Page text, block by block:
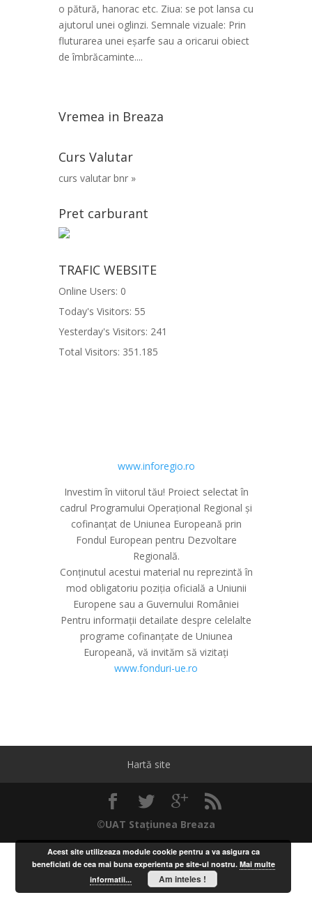
o pătură, hanorac etc. Ziua: se pot lansa cu
ajutorul unei oglinzi. Semnale vizuale: Prin
fluturarea unei eşarfe sau a oricarui obiect
de îmbrăcaminte....
Vremea in Breaza
Curs Valutar
curs valutar bnr »
Pret carburant
TRAFIC WEBSITE
Online Users: 0
Today's Visitors: 55
Yesterday's Visitors: 241
Total Visitors: 351.185
www.inforegio.ro
Investim în viitorul tău! Proiect selectat în
cadrul Programului Operațional Regional și
cofinanțat de Uniunea Europeană prin
Fondul European pentru Dezvoltare
Regională.
Conținutul acestui material nu reprezintă în
mod obligatoriu poziția oficială a Uniunii
Europene sau a Guvernului României
Pentru informații detailate despre celelalte
programe cofinanțate de Uniunea
Europeană, vă invităm să vizitați
www.fonduri-ue.ro
Hartă site
©UAT Stațiunea Breaza
Acest site utilizeaza module cookie pentru a va asigura ca
beneficiati de cea mai buna experienta pe site-ul nostru. Mai multe
informatii...
Am inteles !